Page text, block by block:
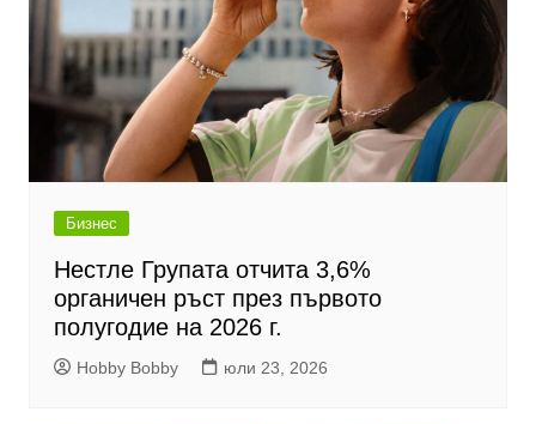
Бизнес
Нестле Групата отчита 3,6%
органичен ръст през първото
полугодие на 2026 г.
Hobby Bobby юли 23, 2026